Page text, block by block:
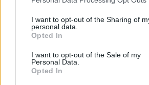
I want to opt-out of the Sharing of
personal data.
Opted In
I want to opt-out of the Sale of my
Personal Data.
Opted In
της ΕΛ.ΑΣ. την περαιτέρω
εξεύρεση και ταυτοποίηση τυχόν
δραστών, ώστε να επιβληθούν οι
διοικητικές κυρώσεις.